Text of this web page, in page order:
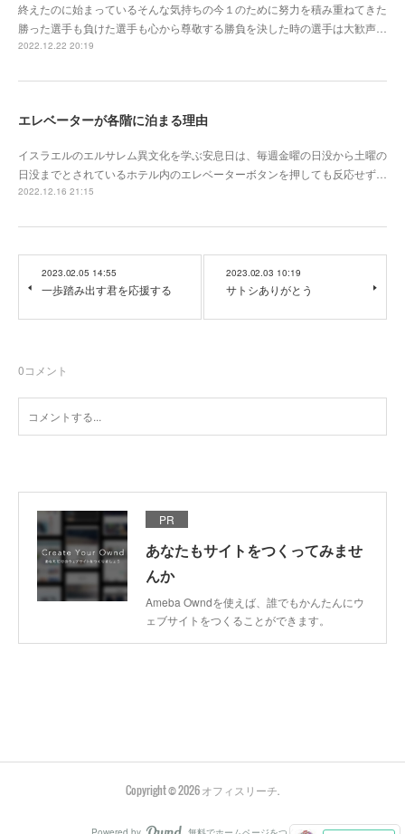
終えたのに始まっているそんな気持ちの今１のために努力を積み重ねてきた
勝った選手も負けた選手も心から尊敬する勝負を決した時の選手は大歓声…
2022.12.22 20:19
エレベーターが各階に泊まる理由
イスラエルのエルサレム異文化を学ぶ安息日は、毎週金曜の日没から土曜の
日没までとされているホテル内のエレベーターボタンを押しても反応せず…
2022.12.16 21:15
2023.02.05 14:55
一歩踏み出す君を応援する
2023.02.03 10:19
サトシありがとう
0コメント
PR
あなたもサイトをつくってみませ
んか
Ameba Owndを使えば、誰でもかんたんにウ
ェブサイトをつくることができます。
Copyright ©2026オフィスリーチ.